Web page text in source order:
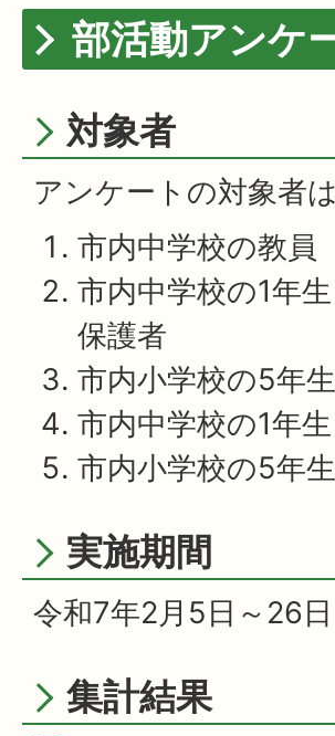
部活動アンケ
対象者
アンケートの対象者
市内中学校の教員
市内中学校の1年
保護者
市内小学校の5年
市内中学校の1年
市内小学校の5年
実施期間
令和7年2月5日～26日
集計結果